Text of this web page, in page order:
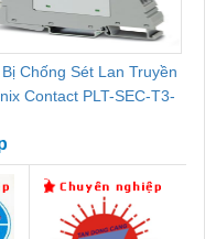
Chống Sét Lan Truyền
Contact PLT-SEC-T3-